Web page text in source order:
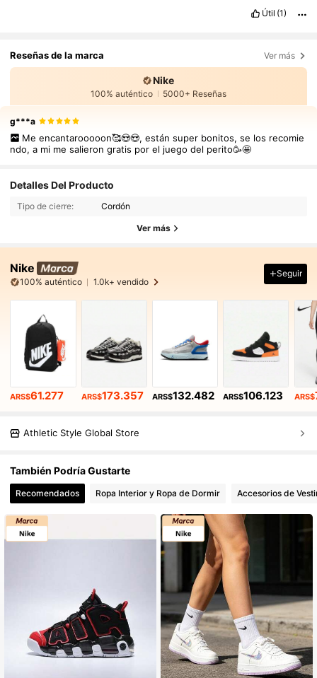
Útil (1)
Reseñas de la marca Ver más
Nike
100% auténtico 5000+ Reseñas
g***a
Me encantarooooon🥰😍😍, están super bonitos, se los recomie
ndo, a mi me salieron gratis por el juego del perito🥳🤩
Detalles Del Producto
Tipo de cierre: Cordón
Ver más
Nike
100% auténtico 1.0k+ vendido
Seguir
ARS$61.277 ARS$173.357 ARS$132.482 ARS$106.123 ARS$
Athletic Style Global Store
También Podría Gustarte
Recomendados Ropa Interior y Ropa de Dormir Accesorios de